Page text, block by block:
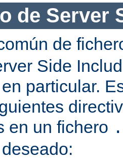
de Server
de
Side
particular.
en un fichero